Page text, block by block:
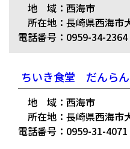
地 域：西海市
所在地：長崎県西海市
電話番号：0959-34-2364
ちいき食堂 だんらん
地 域：西海市
所在地：長崎県西海市
電話番号：0959-31-4071